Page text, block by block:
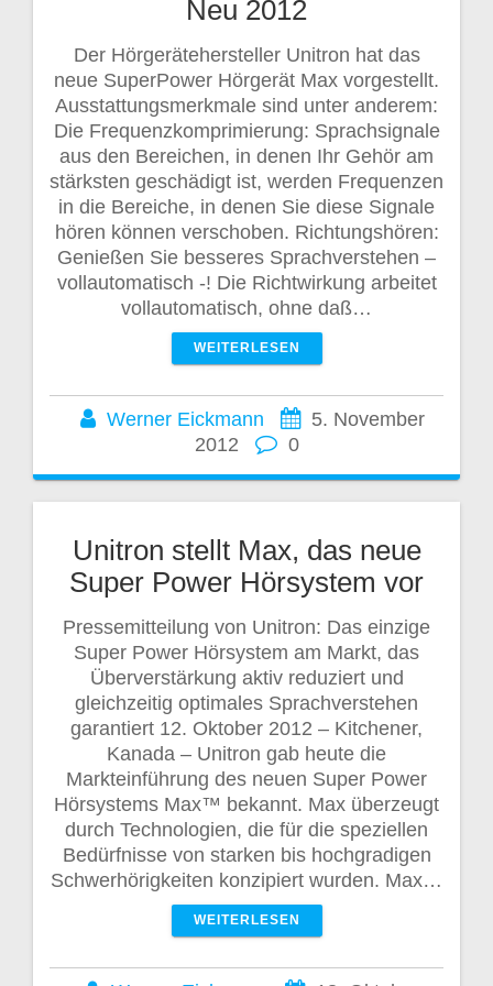
Neu 2012
Der Hörgerätehersteller Unitron hat das
neue SuperPower Hörgerät Max vorgestellt.
Ausstattungsmerkmale sind unter anderem:
Die Frequenzkomprimierung: Sprachsignale
aus den Bereichen, in denen Ihr Gehör am
stärksten geschädigt ist, werden Frequenzen
in die Bereiche, in denen Sie diese Signale
hören können verschoben. Richtungshören:
Genießen Sie besseres Sprachverstehen –
vollautomatisch -! Die Richtwirkung arbeitet
vollautomatisch, ohne daß…
WEITERLESEN
Werner Eickmann
5. November
2012
0
Unitron stellt Max, das neue
Super Power Hörsystem vor
Pressemitteilung von Unitron: Das einzige
Super Power Hörsystem am Markt, das
Überverstärkung aktiv reduziert und
gleichzeitig optimales Sprachverstehen
garantiert 12. Oktober 2012 – Kitchener,
Kanada – Unitron gab heute die
Markteinführung des neuen Super Power
Hörsystems Max™ bekannt. Max überzeugt
durch Technologien, die für die speziellen
Bedürfnisse von starken bis hochgradigen
Schwerhörigkeiten konzipiert wurden. Max…
WEITERLESEN